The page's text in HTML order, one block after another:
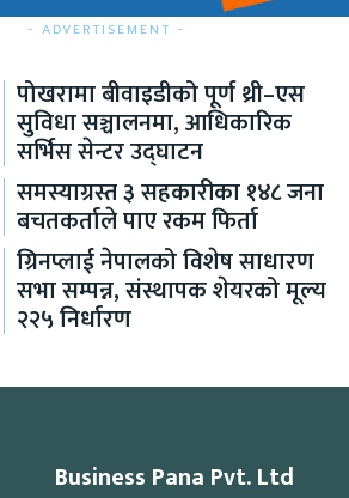
- ADVERTISEMENT -
पोखरामा बीवाइडीको पूर्ण थ्री–एस
सुविधा सञ्चालनमा, आधिकारिक
सर्भिस सेन्टर उद्घाटन
समस्याग्रस्त ३ सहकारीका १४८ जना
बचतकर्ताले पाए रकम फिर्ता
ग्रिनप्लाई नेपालको विशेष साधारण
सभा सम्पन्न, संस्थापक शेयरको मूल्य
२२५ निर्धारण
Business Pana Pvt. Ltd